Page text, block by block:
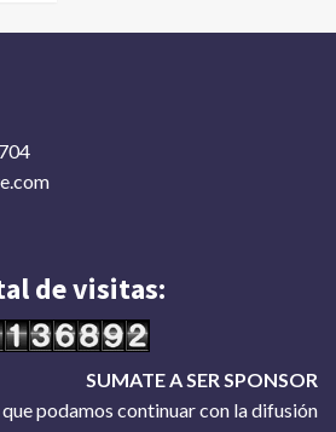
de visitas:
SUMATE A SER SPONSOR
podamos continuar con la difusión